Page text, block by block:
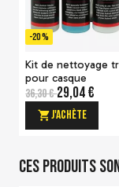
Combinaison de
Alpinestars KMX-9
CIK - FIA
104,97 €
Voir le détail
-20 %
Kit de nettoyage
pour casque
36,30 €29,04 €
J'achète
Ces produits